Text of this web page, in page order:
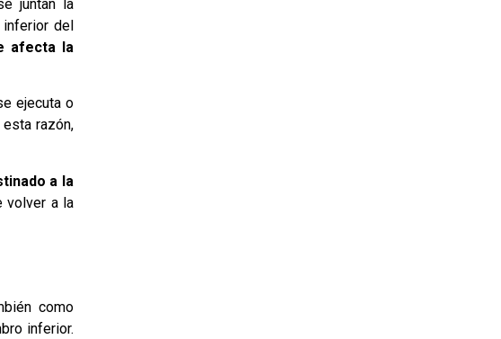
juntan la
inferior del
afecta la
ejecuta o
razón,
a la
volver a la
como
inferior.